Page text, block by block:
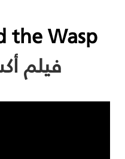
the Wasp
فيلم